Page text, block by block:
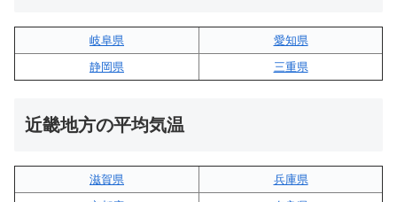
岐阜県
愛知県
静岡県
三重県
近畿地方の平均気温
滋賀県
兵庫県